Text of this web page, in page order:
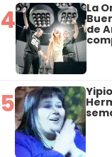
4 La
de
5